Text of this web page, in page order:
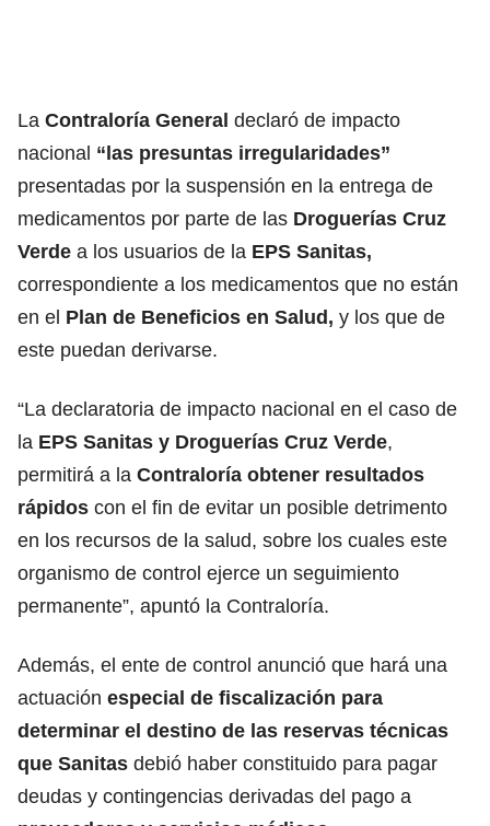
La Contraloría General declaró de impacto
nacional “las presuntas irregularidades”
presentadas por la suspensión en la entrega de
medicamentos por parte de las Droguerías Cruz
Verde a los usuarios de la EPS Sanitas,
correspondiente a los medicamentos que no están
en el Plan de Beneficios en Salud, y los que de
este puedan derivarse.
“La declaratoria de impacto nacional en el caso de
la EPS Sanitas y Droguerías Cruz Verde,
permitirá a la Contraloría obtener resultados
rápidos con el fin de evitar un posible detrimento
en los recursos de la salud, sobre los cuales este
organismo de control ejerce un seguimiento
permanente”, apuntó la Contraloría.
Además, el ente de control anunció que hará una
actuación especial de fiscalización para
determinar el destino de las reservas técnicas
que Sanitas debió haber constituido para pagar
deudas y contingencias derivadas del pago a